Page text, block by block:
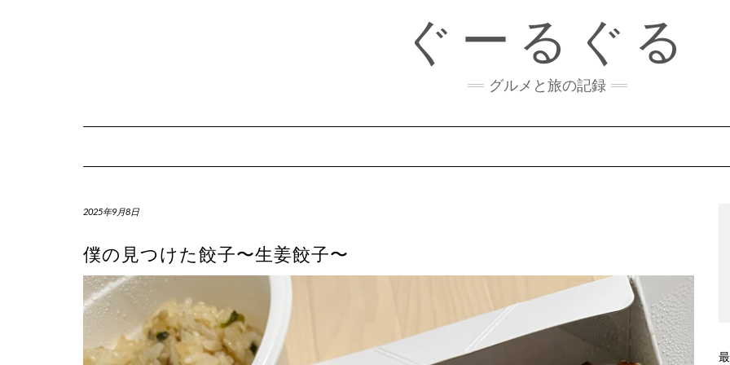
ぐーるぐる
グルメと旅の記録
2025年9月8日
僕の見つけた餃子〜生姜餃子〜